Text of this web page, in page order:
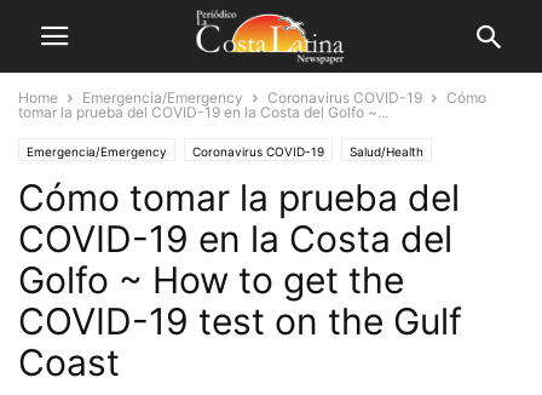
Home Emergencia/Emergency Coronavirus COVID-19
Cómo
tomar la prueba del COVID-19 en la Costa del Golfo ~...
Emergencia/Emergency Coronavirus COVID-19 Salud/Health
Cómo tomar la prueba del
COVID-19 en la Costa del
Golfo ~ How to get the
COVID-19 test on the Gulf
Coast